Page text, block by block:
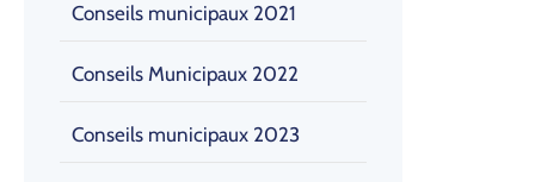
Conseils municipaux 2021
Conseils Municipaux 2022
Conseils municipaux 2023